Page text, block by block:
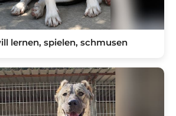
lernen, spielen, schmusen